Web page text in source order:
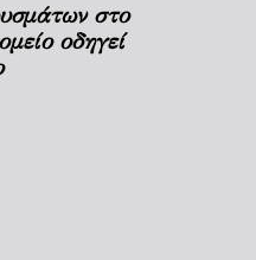
στο
οδηγεί